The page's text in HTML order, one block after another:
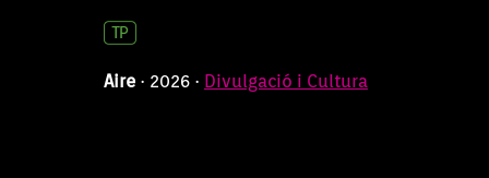
Aire
48 min
Aire · 2026 · Divulgació i Cultura